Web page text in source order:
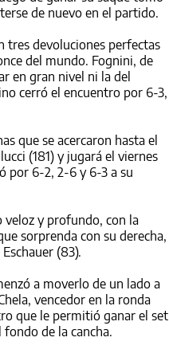
de nuevo en el partido.
tres devoluciones perfectas
del mundo. Fognini, de
en gran nivel ni la del
cerró el encuentro por 6-3,
que se acercaron hasta el
(181) y jugará el viernes
por 6-2, 2-6 y 6-3 a su
veloz y profundo, con la
sorprenda con su derecha,
(83).
a moverlo de un lado a
vencedor en la ronda
que le permitió ganar el set
de la cancha.